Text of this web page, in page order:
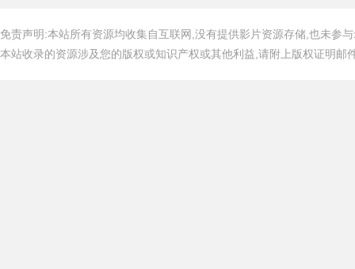
免责声明:本站所有资源均收集自互联网,没有提供影片资源存储,也未参
本站收录的资源涉及您的版权或知识产权或其他利益,请附上版权证明